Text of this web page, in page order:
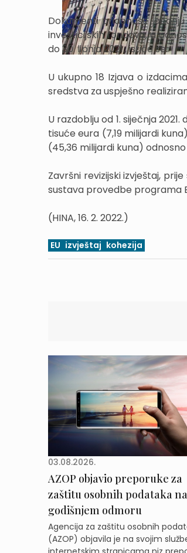
Dokumenti pridonose
investicijskih fondova, a
do 30. lipnja 2021., ističe se.
U ukupno 18 Izjava o
sredstva za uspješno
U razdoblju od 1. siječnja
tisuće eura (7,19 milijardi
(45,36 milijardi kuna)
Završni revizijski izvještaj,
sustava provedbe programa
(HINA, 16. 2. 2022.)
EU izvještaj kohezija
03.08.2026.
AZOP objavio preporuke za
zaštitu osobnih podataka na
godišnjem odmoru
Agencija za zaštitu osobnih
(AZOP) objavila je na svojim